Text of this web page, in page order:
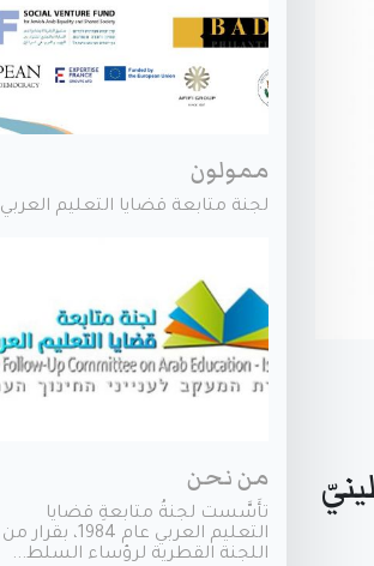
ممولون
لجنة متابعة قضايا التعليم العربي
من نحن
تأَسَّست لجنةُ متابعةِ قضايا
التعليم العربي عام 1984، بقرار من
اللجنة القطرية لرؤساء السلط...